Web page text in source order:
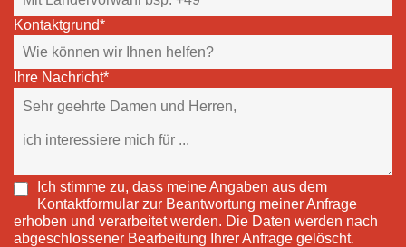
Kontaktgrund*
Ihre Nachricht*
Ich stimme zu, dass meine Angaben aus dem
Kontaktformular zur Beantwortung meiner Anfrage
erhoben und verarbeitet werden. Die Daten werden nach
abgeschlossener Bearbeitung Ihrer Anfrage gelöscht.